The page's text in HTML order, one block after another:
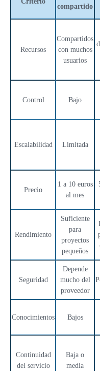
compartido
Recursos
Compartidos
con muchos
usuarios
Control Bajo
Escalabilidad Limitada
Precio
1 a 10 euros
al mes
Rendimiento
Suficiente
para
proyectos
pequeños
Seguridad
Depende
mucho del
proveedor
Conocimientos Bajos
Continuidad
del servicio
Baja o
media